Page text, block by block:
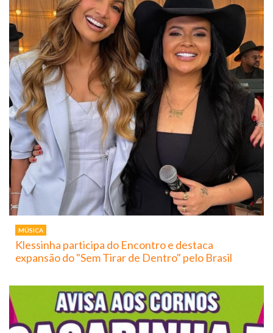
MÚSICA
Klessinha participa do Encontro e destaca
expansão do "Sem Tirar de Dentro" pelo Brasil